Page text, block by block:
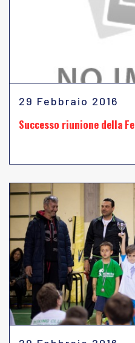
29 Febbraio 2016
Successo riunione della